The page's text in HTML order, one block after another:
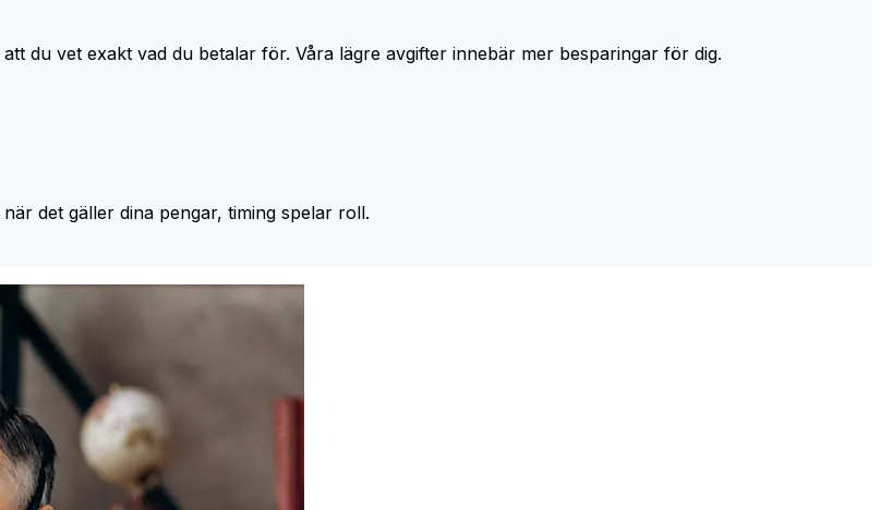
du vet exakt vad du betalar för. Våra lägre avgifter innebär mer besparingar för dig.
det gäller dina pengar, timing spelar roll.